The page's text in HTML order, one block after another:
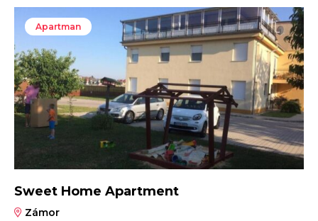
Apartman
Sweet Home Apartment
Zámor